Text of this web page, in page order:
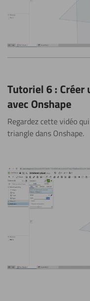
Tutoriel 6 : Créer
avec Onshape
Regardez cette vidéo
triangle dans Onshape.